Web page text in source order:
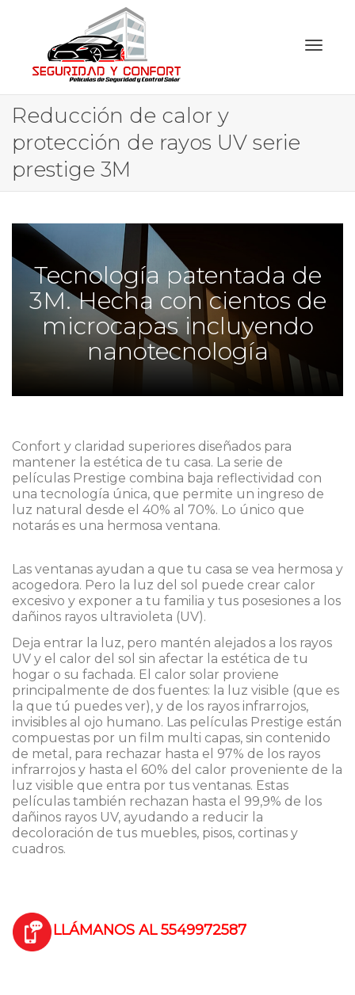
Reducción de calor y
protección de rayos UV serie
prestige 3M
Tecnología patentada de
3M. Hecha con cientos de
microcapas incluyendo
nanotecnología
Confort y claridad superiores diseñados para
mantener la estética de tu casa. La serie de
películas Prestige combina baja reflectividad con
una tecnología única, que permite un ingreso de
luz natural desde el 40% al 70%. Lo único que
notarás es una hermosa ventana.
Las ventanas ayudan a que tu casa se vea hermosa y
acogedora. Pero la luz del sol puede crear calor
excesivo y exponer a tu familia y tus posesiones a los
dañinos rayos ultravioleta (UV).
Deja entrar la luz, pero mantén alejados a los rayos
UV y el calor del sol sin afectar la estética de tu
hogar o su fachada. El calor solar proviene
principalmente de dos fuentes: la luz visible (que es
la que tú puedes ver), y de los rayos infrarrojos,
invisibles al ojo humano. Las películas Prestige están
compuestas por un film multi capas, sin contenido
de metal, para rechazar hasta el 97% de los rayos
infrarrojos y hasta el 60% del calor proveniente de la
luz visible que entra por tus ventanas. Estas
películas también rechazan hasta el 99,9% de los
dañinos rayos UV, ayudando a reducir la
decoloración de tus muebles, pisos, cortinas y
cuadros.
LLÁMANOS AL 5549972587